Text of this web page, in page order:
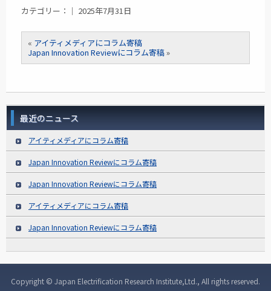
カテゴリー：｜ 2025年7月31日
« アイティメディアにコラム寄稿
Japan Innovation Reviewにコラム寄稿»
最近のニュース
アイティメディアにコラム寄稿
Japan Innovation Reviewにコラム寄稿
Japan Innovation Reviewにコラム寄稿
アイティメディアにコラム寄稿
Japan Innovation Reviewにコラム寄稿
Copyright © Japan Electrification Research Institute,Ltd., All rights reserved.